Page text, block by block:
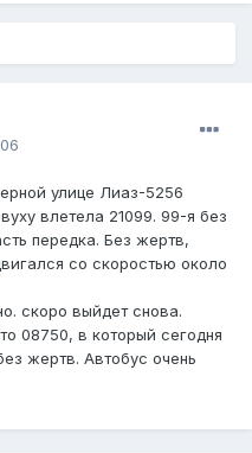
улице Лиаз-5256
влетела 21099. 99-я без
передка. Без жертв,
со скоростью около
скоро выйдет снова.
08750, в который сегодня
жертв. Автобус очень